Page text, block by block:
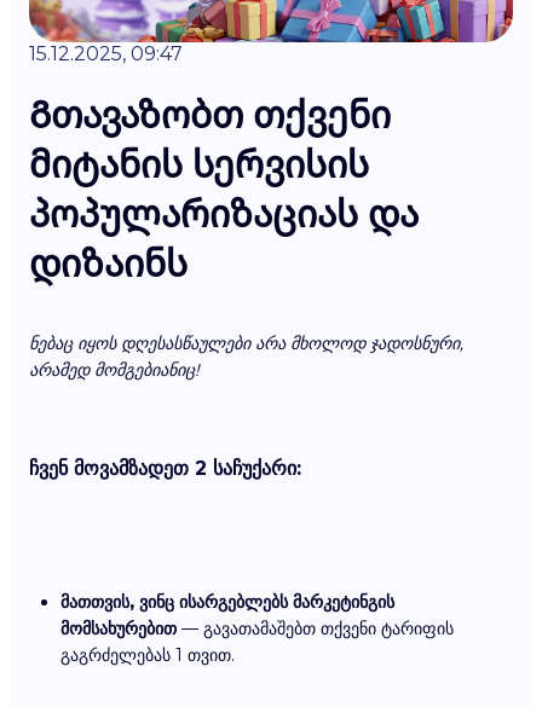
15.12.2025, 09:47
Გთავაზობთ თქვენი
მიტანის სერვისის
პოპულარიზაციას და
დიზაინს
ნებაც იყოს დღესასწაულები არა მხოლოდ ჯადოსნური,
არამედ მომგებიანიც!
ჩვენ მოვამზადეთ 2 საჩუქარი:
მათთვის, ვინც ისარგებლებს მარკეტინგის
მომსახურებით — გავათამაშებთ თქვენი ტარიფის
გაგრძელებას 1 თვით.